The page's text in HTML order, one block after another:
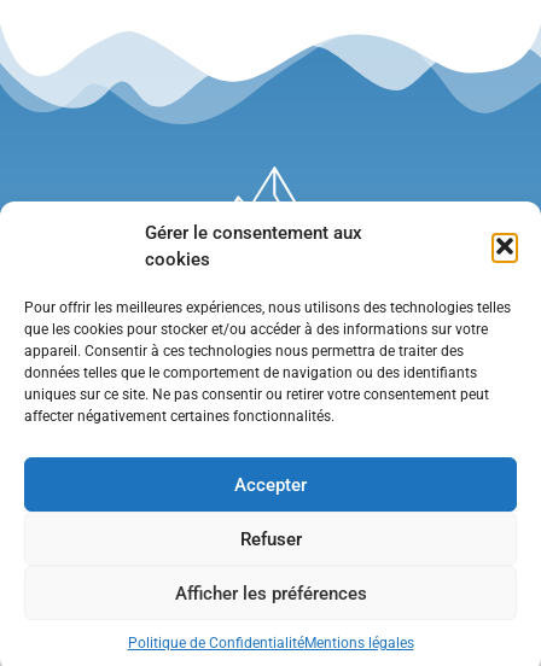
Gérer le consentement aux
cookies
Pour offrir les meilleures expériences, nous utilisons des technologies telles
que les cookies pour stocker et/ou accéder à des informations sur votre
appareil. Consentir à ces technologies nous permettra de traiter des
données telles que le comportement de navigation ou des identifiants
uniques sur ce site. Ne pas consentir ou retirer votre consentement peut
affecter négativement certaines fonctionnalités.
Accepter
Refuser
Afficher les préférences
Politique de ConfidentialitéMentions légales
•Contact